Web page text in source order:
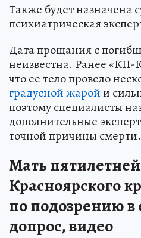
Также будет назначена
психиатрическая
Дата прощания с
неизвестна. Ранее «КП-
что ее тело провело
градусной жаройи
поэтому специалисты
дополнительные
точной причины смерти.
Мать
Красноярского
по подозрению в
допрос, видео